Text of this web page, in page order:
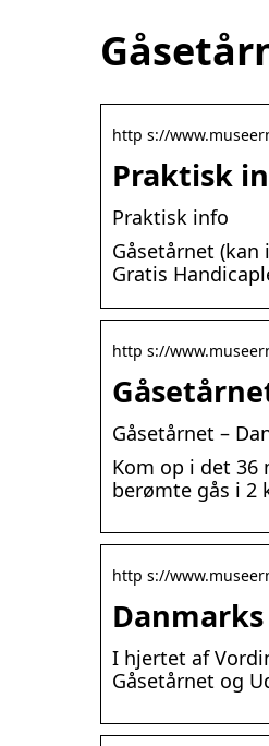
http s://
Praktisk
Praktisk info
Gåsetårnet (kan
Gratis
http s://
Gåsetårnet –
Kom op i det 36
berømte gås i 2
http s://
I hjertet af
Gåsetårnet og